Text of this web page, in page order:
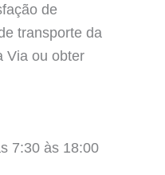
de
transporte da
Via ou obter
7:30 às 18:00